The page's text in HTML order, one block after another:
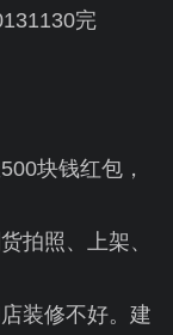
完
块钱红包，
拍照、上架、
装修不好。建